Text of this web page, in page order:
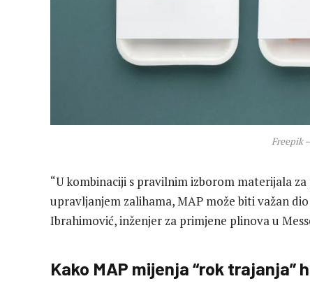
Freepik
“U kombinaciji s pravilnim izborom materijala
upravljanjem zalihama, MAP može biti važan
Ibrahimović, inženjer za primjene plinova u
Kako MAP mijenja “rok trajanja”